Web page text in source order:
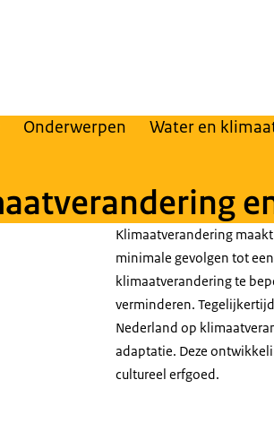
Onderwerpen Water en
Klimaatverandering maakt
minimale gevolgen tot
klimaatverandering te
verminderen.
Nederland op
adaptatie. Deze
cultureel erfgoed.